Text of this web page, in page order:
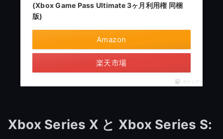
(Xbox Game Pass Ultimate 3ヶ月利用権 同梱
版)
Amazon
楽天市場
ポチップ
Xbox Series X と Xbox Series S: